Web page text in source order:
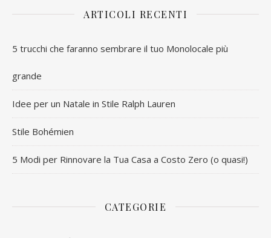
ARTICOLI RECENTI
5 trucchi che faranno sembrare il tuo Monolocale più
grande
Idee per un Natale in Stile Ralph Lauren
Stile Bohémien
5 Modi per Rinnovare la Tua Casa a Costo Zero (o quasi!)
CATEGORIE